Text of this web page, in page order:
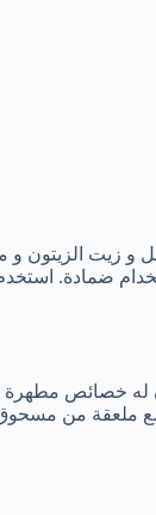
و زيت الزيتون و
ضمادة. استخدم
له خصائص مطهرة
ضع ملعقة من